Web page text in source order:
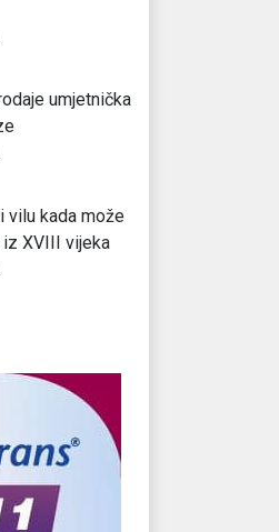
umjetnička
vilu kada može
XVIII vijeka